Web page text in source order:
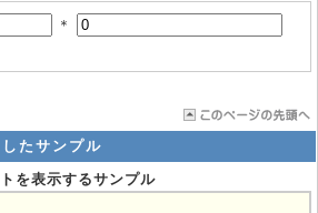
＊
たサンプル
を表示するサンプル